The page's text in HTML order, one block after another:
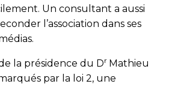
Un consultant a aussi
l’association dans ses
la présidence du Dr Mathieu
par la loi 2, une